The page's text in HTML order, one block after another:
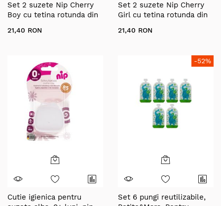
Set 2 suzete Nip Cherry
Boy cu tetina rotunda din
38883
21,40 RON
Set 2 suzete Nip Cherry
Girl cu tetina rotunda din
38884
21,40 RON
Cutie igienica pentru
-52%
Set 6 pungi reutilizabile,